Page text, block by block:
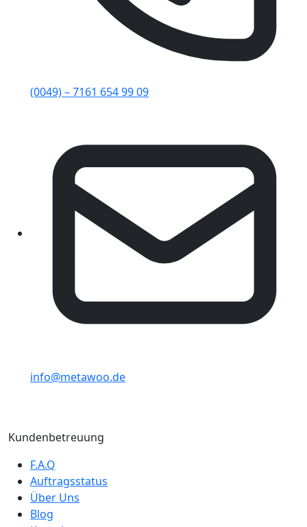
(0049) – 7161 654 99 09
info@metawoo.de
Kundenbetreuung
F.A.Q
Auftragsstatus
Über Uns
Blog